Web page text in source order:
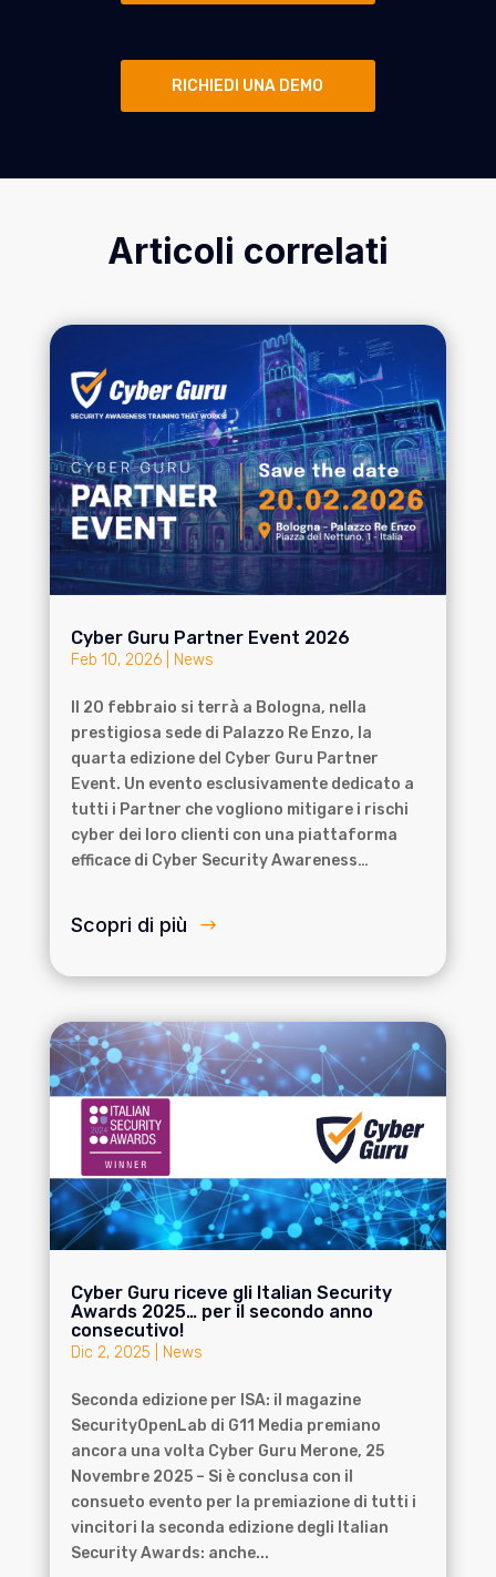
RICHIEDI UNA DEMO
Articoli correlati
Cyber Guru Partner Event 2026
Feb 10, 2026| News
Il 20 febbraio si terrà a Bologna, nella
prestigiosa sede di Palazzo Re Enzo, la
quarta edizione del Cyber Guru Partner
Event. Un evento esclusivamente dedicato a
tutti i Partner che vogliono mitigare i rischi
cyber dei loro clienti con una piattaforma
efficace di Cyber Security Awareness…
Scopri di più
Cyber Guru riceve gli Italian Security
Awards 2025… per il secondo anno
consecutivo!
Dic 2, 2025 News
Seconda edizione per ISA: il magazine
SecurityOpenLab di G11 Media premiano
ancora una volta Cyber Guru Merone, 25
Novembre 2025 – Si è conclusa con il
consueto evento per la premiazione di tutti i
vincitori la seconda edizione degli Italian
Security Awards: anche...